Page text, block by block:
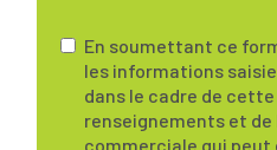
En soumettant ce
les informations
dans le cadre de
renseignements et
commerciale qui peut